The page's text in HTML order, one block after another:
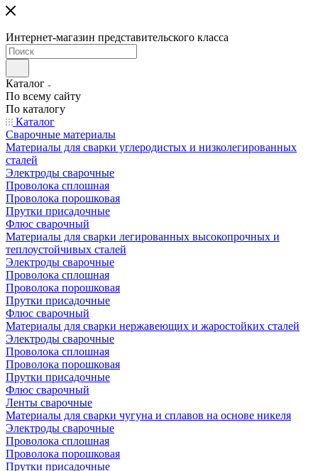
Интернет-магазин представительского класса
Каталог
По всему сайту
По каталогу
Каталог
Сварочные материалы
Материалы для сварки углеродистых и низколегированных
сталей
Электроды сварочные
Проволока сплошная
Проволока порошковая
Прутки присадочные
Флюс сварочный
Материалы для сварки легированных высокопрочных и
теплоустойчивых сталей
Электроды сварочные
Проволока сплошная
Проволока порошковая
Прутки присадочные
Флюс сварочный
Материалы для сварки нержавеющих и жаростойких сталей
Электроды сварочные
Проволока сплошная
Проволока порошковая
Прутки присадочные
Флюс сварочный
Ленты сварочные
Материалы для сварки чугуна и сплавов на основе никеля
Электроды сварочные
Проволока сплошная
Проволока порошковая
Прутки присадочные